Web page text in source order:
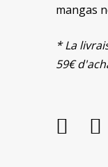
mangas
* La
59€